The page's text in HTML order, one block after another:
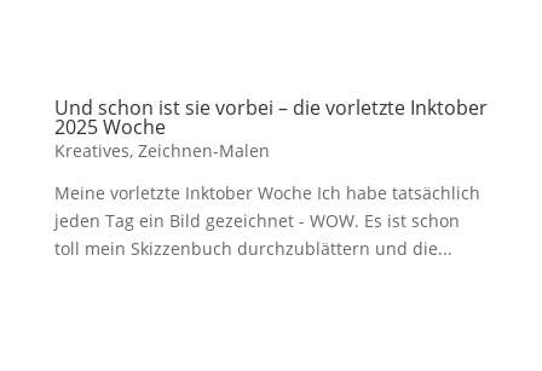
Und schon ist sie vorbei – die vorletzte Inktober
2025 Woche
Kreatives, Zeichnen-Malen
Meine vorletzte Inktober Woche Ich habe tatsächlich
jeden Tag ein Bild gezeichnet - WOW. Es ist schon
toll mein Skizzenbuch durchzublättern und die...